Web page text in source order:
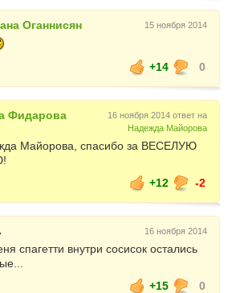
Оганнисян 15 ноября 2014
+14 0
Фидарова
16 ноября 2014 ответ на
Надежда Майорова
Майорова, спасибо за ВЕСЕЛУЮ
+12
-2
16 ноября 2014
спагетти внутри сосисок остались
+15
0